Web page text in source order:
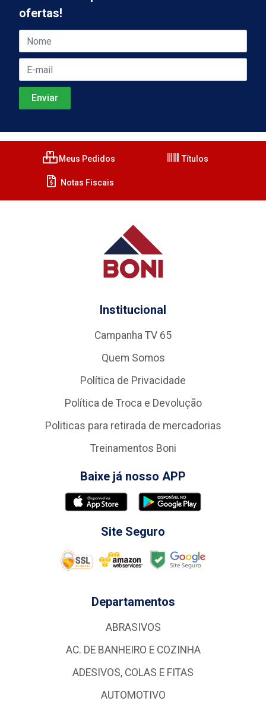
ofertas!
Meus Pedidos Títulos
Notas Fiscais
Institucional
Campanha TV 65
Quem Somos
Política de Privacidade
Política de Troca e Devolução
Politicas para retirada de mercadorias
Treinamentos Boni
Baixe já nosso APP
Site Seguro
Departamentos
ABRASIVOS
AC. DE BANHEIRO E COZINHA
ADESIVOS, COLAS E FITAS
AUTOMOTIVO